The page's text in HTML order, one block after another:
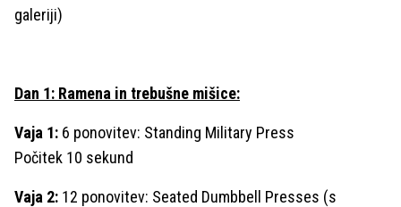
galeriji)
Dan 1: Ramena in trebušne mišice:
Vaja 1: 6 ponovitev: Standing Military Press
Počitek 10 sekund
Vaja 2: 12 ponovitev: Seated Dumbbell Presses (s